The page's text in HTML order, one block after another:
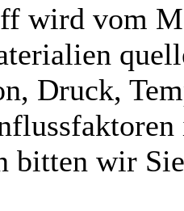
wird vom
Druck,
bitten wir